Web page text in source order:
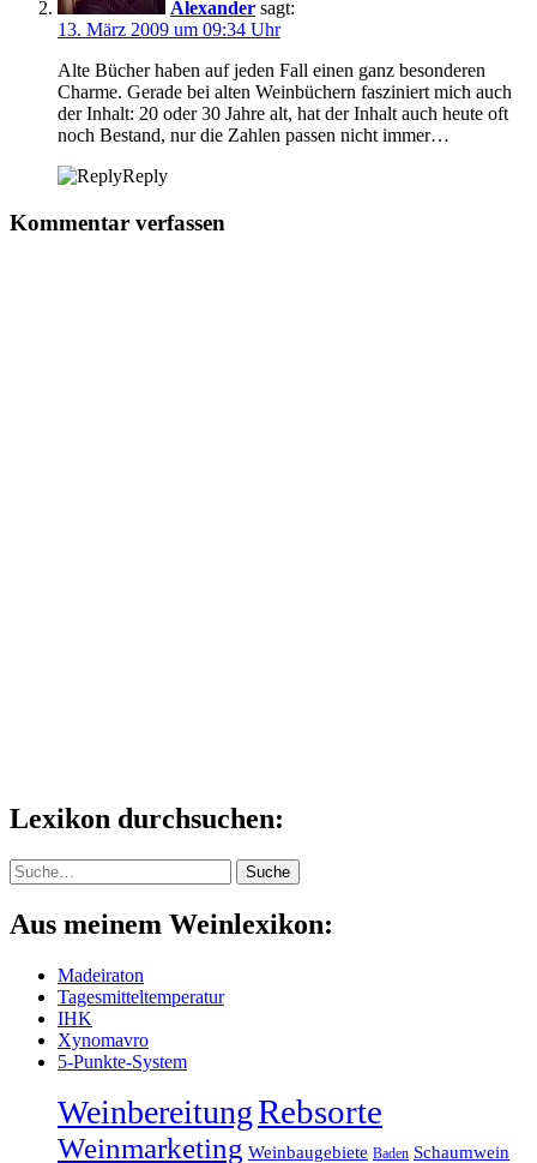
Alexander sagt:
13. März 2009 um 09:34 Uhr
Alte Bücher haben auf jeden Fall einen ganz besonderen
Charme. Gerade bei alten Weinbüchern fasziniert mich auch
der Inhalt: 20 oder 30 Jahre alt, hat der Inhalt auch heute oft
noch Bestand, nur die Zahlen passen nicht immer…
Reply
Kommentar verfassen
Lexikon durchsuchen:
Suche Suche
Aus meinem Weinlexikon:
Madeiraton
Tagesmitteltemperatur
IHK
Xynomavro
5-Punkte-System
WeinbereitungRebsorte
Weinmarketing Weinbaugebiete Baden Schaumwein